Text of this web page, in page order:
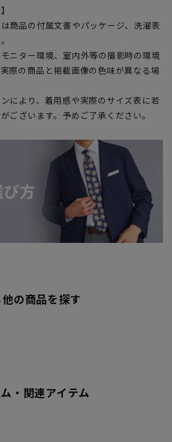
商品の付属文書やパッケージ、洗濯表
ニター環境、室内外等の撮影時の環境
際の商品と掲載画像の色味が異なる場
により、着用感や実際のサイズ表に若
ございます。予めご了承ください。
の商品を探す
・関連アイテム